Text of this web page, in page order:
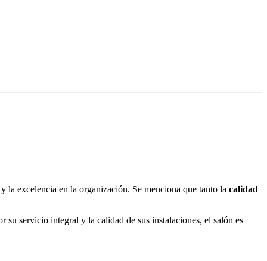
la excelencia en la organización. Se menciona que tanto la calidad
su servicio integral y la calidad de sus instalaciones, el salón es